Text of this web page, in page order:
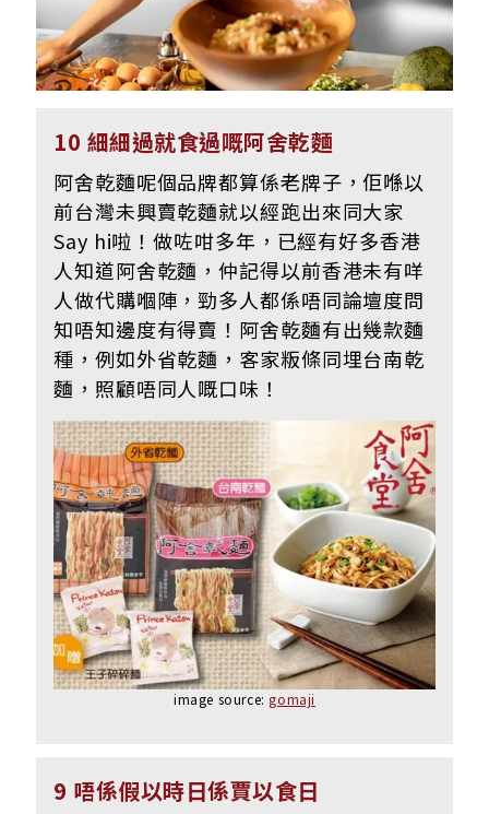
10 細細過就食過嘅阿舍乾麵
阿舍乾麵呢個品牌都算係老牌子，佢喺以
前台灣未興賣乾麵就以經跑出來同大家
Say hi啦！做咗咁多年，已經有好多香港
人知道阿舍乾麵，仲記得以前香港未有咩
人做代購嗰陣，勁多人都係唔同論壇度問
知唔知邊度有得賣！阿舍乾麵有出幾款麵
種，例如外省乾麵，客家粄條同埋台南乾
麵，照顧唔同人嘅口味！
image source: gomaji
9 唔係假以時日係賈以食日